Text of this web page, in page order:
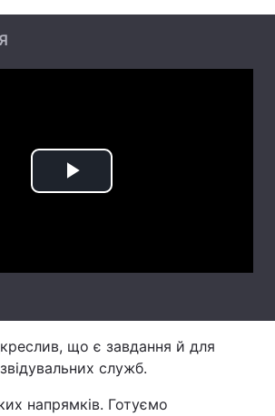
Play
що є завдання й для
служб.
напрямків. Готуємо